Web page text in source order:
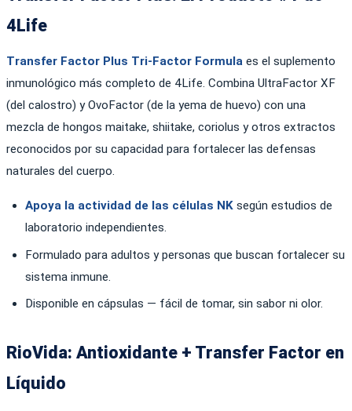
4Life
Transfer Factor Plus Tri-Factor Formula es el suplemento
inmunológico más completo de 4Life. Combina UltraFactor XF
(del calostro) y OvoFactor (de la yema de huevo) con una
mezcla de hongos maitake, shiitake, coriolus y otros extractos
reconocidos por su capacidad para fortalecer las defensas
naturales del cuerpo.
Apoya la actividad de las células NK según estudios de
laboratorio independientes.
Formulado para adultos y personas que buscan fortalecer su
sistema inmune.
Disponible en cápsulas — fácil de tomar, sin sabor ni olor.
RioVida: Antioxidante + Transfer Factor en
Líquido